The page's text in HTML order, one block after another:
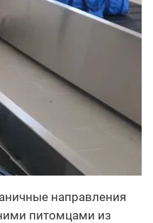
направления
питомцами из